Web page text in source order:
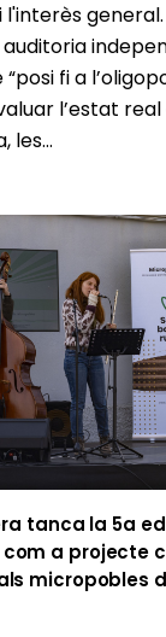
general.
fi a
l’estat
les...
tanca la 5a
a projecte
micropobles